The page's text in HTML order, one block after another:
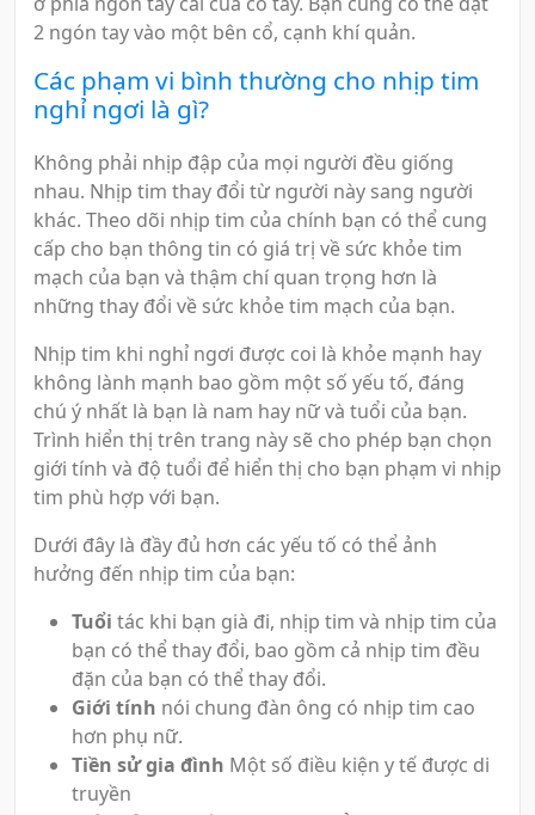
2 ngón tay vào một bên cổ, cạnh khí quản.
Các phạm vi bình thường cho nhịp tim
nghỉ ngơi là gì?
Không phải nhịp đập của mọi người đều giống
nhau. Nhịp tim thay đổi từ người này sang người
khác. Theo dõi nhịp tim của chính bạn có thể cung
cấp cho bạn thông tin có giá trị về sức khỏe tim
mạch của bạn và thậm chí quan trọng hơn là
những thay đổi về sức khỏe tim mạch của bạn.
Nhịp tim khi nghỉ ngơi được coi là khỏe mạnh hay
không lành mạnh bao gồm một số yếu tố, đáng
chú ý nhất là bạn là nam hay nữ và tuổi của bạn.
Trình hiển thị trên trang này sẽ cho phép bạn chọn
giới tính và độ tuổi để hiển thị cho bạn phạm vi nhịp
tim phù hợp với bạn.
Dưới đây là đầy đủ hơn các yếu tố có thể ảnh
hưởng đến nhịp tim của bạn:
Tuổi tác khi bạn già đi, nhịp tim và nhịp tim của
bạn có thể thay đổi, bao gồm cả nhịp tim đều
đặn của bạn có thể thay đổi.
Giới tính nói chung đàn ông có nhịp tim cao
hơn phụ nữ.
Tiền sử gia đình Một số điều kiện y tế được di
truyền